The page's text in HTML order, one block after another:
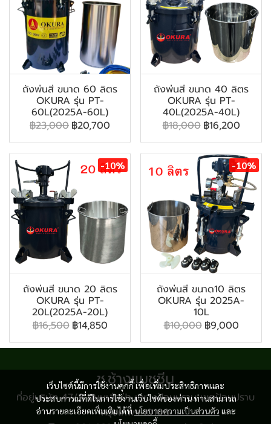
ถังพ่นสี ขนาด 60 ลิตร
OKURA รุ่น PT-
60L(2025A-60L)
฿23,000 ฿20,700
ถังพ่นสี ขนาด 40 ลิตร
OKURA รุ่น PT-
40L(2025A-40L)
฿18,000 ฿16,200
-10%
ถังพ่นสี ขนาด 20 ลิตร
OKURA รุ่น PT-
20L(2025A-20L)
฿16,500 ฿14,850
-10%
ถังพ่นสี ขนาด10 ลิตร
OKURA รุ่น 2025A-
10L
฿10,000 ฿9,000
เว็บไซต์นี้มีการใช้งานคุกกี้ เพื่อเพิ่มประสิทธิภาพและ
ประสบการณ์ที่ดีในการใช้งานเว็บไซต์ของท่าน ท่านสามารถ
อ่านรายละเอียดเพิ่มเติมได้ที่นโยบายความเป็นส่วนตัว และ
ช.ช้างแมชชีน
ที่อยู่บริษัท 47/8 ถนนเสือป่า แขวงป้อมปราบ เขตป้อมปราบ
กรุงเทพฯ 10100